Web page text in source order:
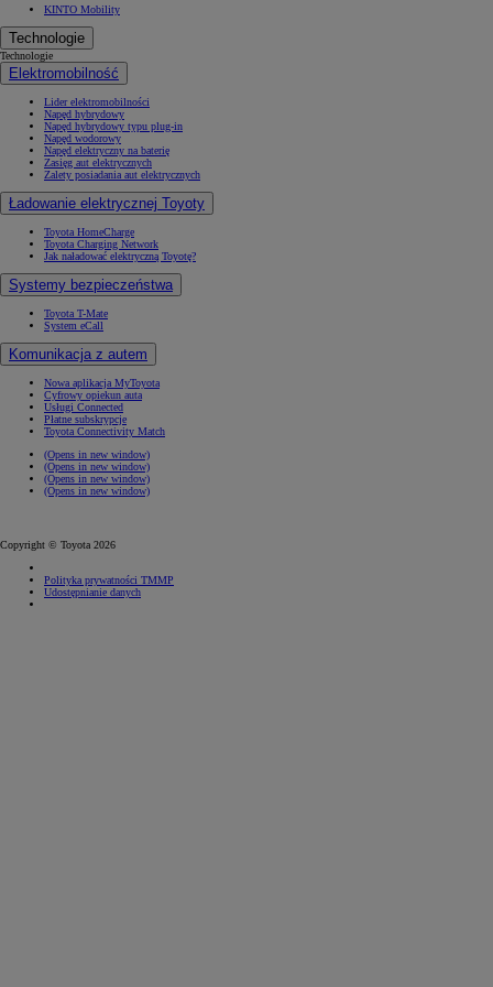
KINTO Mobility
Technologie
Technologie
Elektromobilność
Lider elektromobilności
Napęd hybrydowy
Napęd hybrydowy typu plug-in
Napęd wodorowy
Napęd elektryczny na baterię
Zasięg aut elektrycznych
Zalety posiadania aut elektrycznych
Ładowanie elektrycznej Toyoty
Toyota HomeCharge
Toyota Charging Network
Jak naładować elektryczną Toyotę?
Systemy bezpieczeństwa
Toyota T-Mate
System eCall
Komunikacja z autem
Nowa aplikacja MyToyota
Cyfrowy opiekun auta
Usługi Connected
Płatne subskrypcje
Toyota Connectivity Match
(Opens in new window)
(Opens in new window)
(Opens in new window)
(Opens in new window)
Copyright © Toyota 2026
Polityka prywatności TMMP
Udostępnianie danych